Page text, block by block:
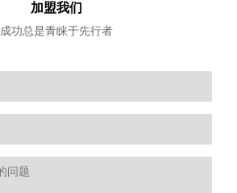
加盟我们
成功总是青睐于先行者